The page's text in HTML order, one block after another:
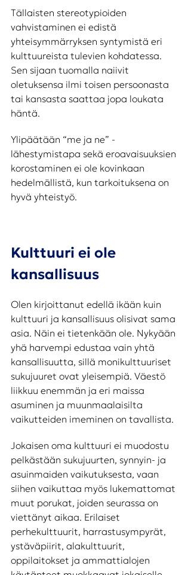
Tällaisten stereotypioiden
vahvistaminen ei edistä
yhteisymmärryksen syntymistä eri
kulttuureista tulevien kohdatessa.
Sen sijaan tuomalla naiivit
oletuksensa ilmi toisen persoonasta
tai kansasta saattaa jopa loukata
häntä.
Ylipäätään “me ja ne” -
lähestymistapa sekä eroavaisuuksien
korostaminen ei ole kovinkaan
hedelmällistä, kun tarkoituksena on
hyvä yhteistyö.
Kulttuuri ei ole
kansallisuus
Olen kirjoittanut edellä ikään kuin
kulttuuri ja kansallisuus olisivat sama
asia. Näin ei tietenkään ole. Nykyään
yhä harvempi edustaa vain yhtä
kansallisuutta, sillä monikulttuuriset
sukujuuret ovat yleisempiä. Väestö
liikkuu enemmän ja eri maissa
asuminen ja muunmaalaisilta
vaikutteiden imeminen on tavallista.
Jokaisen oma kulttuuri ei muodostu
pelkästään sukujuurten, synnyin- ja
asuinmaiden vaikutuksesta, vaan
siihen vaikuttaa myös lukemattomat
muut porukat, joiden seurassa on
viettänyt aikaa. Erilaiset
perhekulttuurit, harrastusympyrät,
ystäväpiirit, alakulttuurit,
oppilaitokset ja ammattialojen